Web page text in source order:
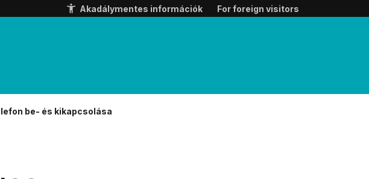
Akadálymentes információk For foreign visitors
be- és kikapcsolása